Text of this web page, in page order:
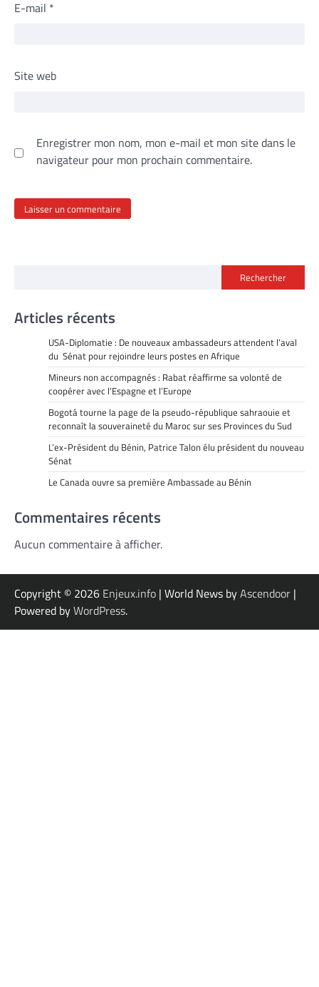
E-mail *
Site web
Enregistrer mon nom, mon e-mail et mon site dans le
navigateur pour mon prochain commentaire.
Rechercher
Articles récents
USA-Diplomatie : De nouveaux ambassadeurs attendent l’aval
du Sénat pour rejoindre leurs postes en Afrique
Mineurs non accompagnés : Rabat réaffirme sa volonté de
coopérer avec l’Espagne et l’Europe
Bogotá tourne la page de la pseudo-république sahraouie et
reconnaît la souveraineté du Maroc sur ses Provinces du Sud
L’ex-Président du Bénin, Patrice Talon élu président du nouveau
Sénat
Le Canada ouvre sa première Ambassade au Bénin
Commentaires récents
Aucun commentaire à afficher.
Copyright © 2026 Enjeux.info | World News byAscendoor |
Powered byWordPress.